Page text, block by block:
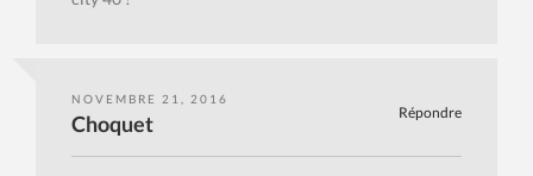
NOVEMBRE 21, 2016
Répondre
Choquet